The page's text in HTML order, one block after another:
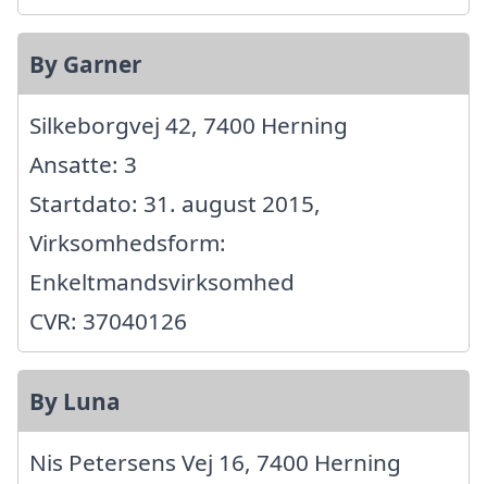
By Garner
Silkeborgvej 42, 7400 Herning
Ansatte: 3
Startdato: 31. august 2015,
Virksomhedsform:
Enkeltmandsvirksomhed
CVR: 37040126
By Luna
Nis Petersens Vej 16, 7400 Herning